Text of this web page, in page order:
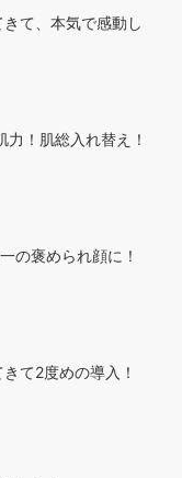
て、本気で感動し
！肌総入れ替え！
の褒められ顔に！
て2度めの導入！